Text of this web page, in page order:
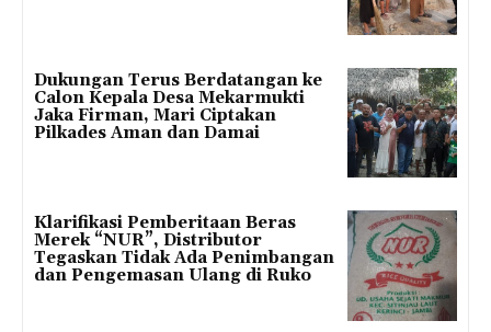
Dukungan Terus Berdatangan ke
Calon Kepala Desa Mekarmukti
Jaka Firman, Mari Ciptakan
Pilkades Aman dan Damai
Klarifikasi Pemberitaan Beras
Merek “NUR”, Distributor
Tegaskan Tidak Ada Penimbangan
dan Pengemasan Ulang di Ruko